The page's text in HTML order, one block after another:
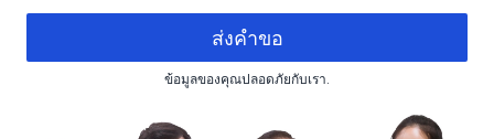
ส่งคำขอ
ข้อมูลของคุณปลอดภัยกับเรา.